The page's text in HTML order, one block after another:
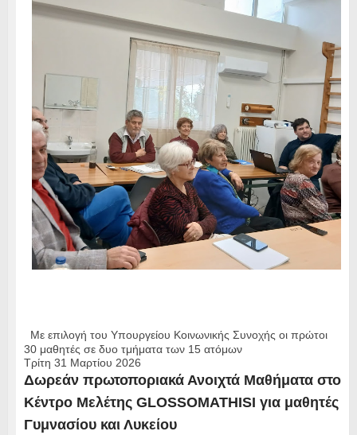
Με επιλογή του Υπουργείου Κοινωνικής Συνοχής οι πρώτοι
30 μαθητές σε δυο τμήματα των 15 ατόμων
Τρίτη 31 Μαρτίου 2026
Δωρεάν πρωτοποριακά Ανοιχτά Μαθήματα στο
Κέντρο Μελέτης GLOSSOMATHISI για μαθητές
Γυμνασίου και Λυκείου